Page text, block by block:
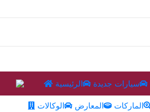
الرئيسية سيارات جديدة
الوكالات المعارض الماركات